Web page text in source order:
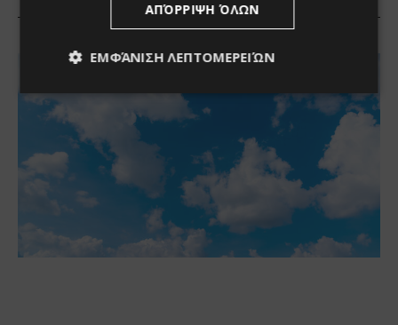
ΑΠΌΡΡΙΨΗ ΌΛΩΝ
ΕΜΦΆΝΙΣΗ ΛΕΠΤΟΜΕΡΕΙΏΝ